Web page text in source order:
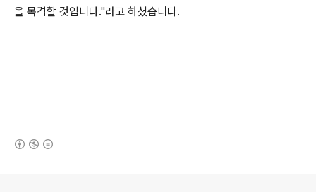
을 목격할 것입니다."라고 하셨습니다.